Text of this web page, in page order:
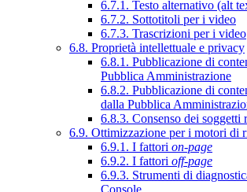
6.7.1. Testo alternativo (alt
6.7.2. Sottotitoli per i video
6.7.3. Trascrizioni per i video
6.8. Proprietà intellettuale e privacy
6.8.1. Pubblicazione di
Pubblica Amministrazione
6.8.2. Pubblicazione di
dalla Pubblica
6.8.3. Consenso dei soggetti
6.9. Ottimizzazione per i motori di
6.9.1. I fattori on-page
6.9.2. I fattori off-page
6.9.3. Strumenti di
Console